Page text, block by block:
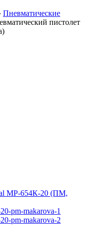
Пневматические
пистолет